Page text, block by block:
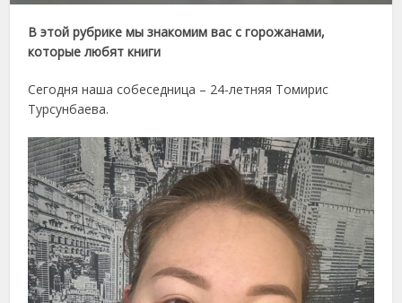
В этой рубрике мы знакомим вас с горожанами,
которые любят книги
Сегодня наша собеседница – 24-летняя Томирис
Турсунбаева.